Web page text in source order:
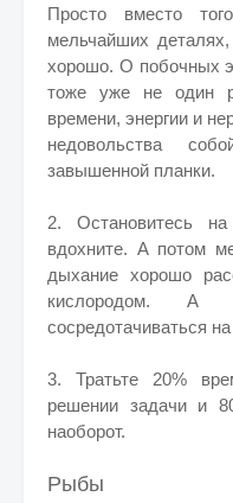
Просто вместо
мельчайших
хорошо. О побочных
тоже уже не один
времени, энергии и
недовольства
завышенной планки.
2. Остановитесь
вдохните. А потом
дыхание хорошо
кислородом. А
сосредотачиваться
3. Тратьте 20%
решении задачи и
наоборот.
Рыбы